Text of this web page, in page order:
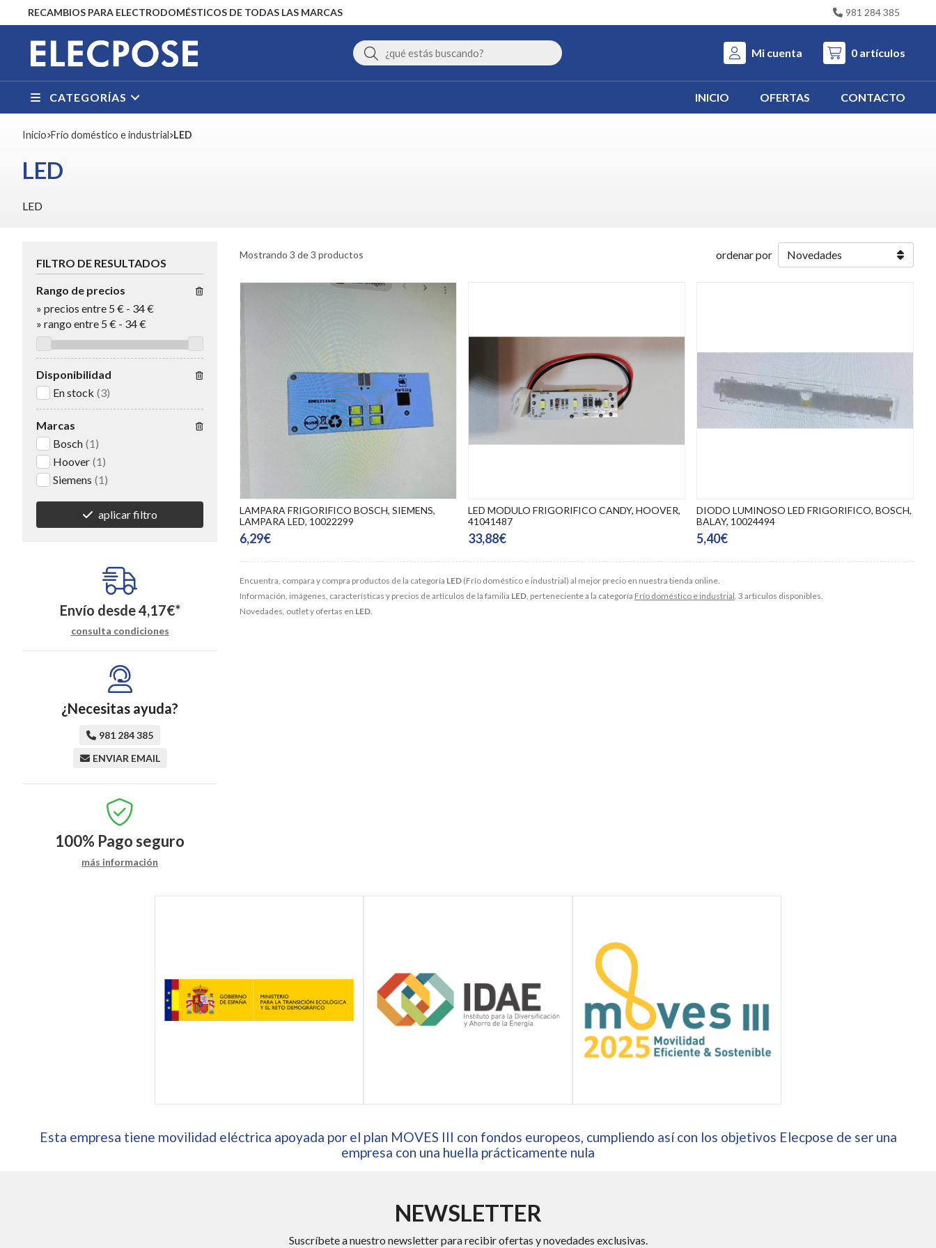
RECAMBIOS PARA ELECTRODOMÉSTICOS DE TODAS LAS MARCAS 981 284 385
Buscar Mi cuenta 0 artículos
CATEGORÍAS INICIO OFERTAS CONTACTO
Inicio frío doméstico e industrial LED
LED
LED
Encuentra, compara y compra productos de la categoría LED (Frío doméstico e industrial) al mejor precio en nuestra tienda online.
Información, imágenes, características y precios de artículos de la familia LED , perteneciente a la categoría Frío doméstico e industrial . 3 artículos disponibles.
Novedades, outlet y ofertas en LED
Mostrando 3 de 3 productos ordenar por
LAMPARA FRIGORIFICO BOSCH, SIEMENS,
LAMPARA LED, 10022299
6,29€
LED MODULO FRIGORIFICO CANDY, HOOVER,
41041487
33,88€
DIODO LUMINOSO LED FRIGORIFICO, BOSCH,
BALAY, 10024494
5,40€
FILTRO DE RESULTADOS
Rango de precios
» precios entre 5 € - 34 €
» rango entre 5 € - 34€
Disponibilidad
En stock (3)
Marcas
Bosch (1)
Hoover (1)
Siemens (1)
aplicar filtro
Envío desde4,17€*
consulta condiciones
¿Necesitas ayuda?
981 284 385
ENVIAR EMAIL
100% Pago seguro
más información
Esta empresa tiene movilidad eléctrica apoyada por el plan MOVES III con fondos europeos, cumpliendo así con los objetivos Elecpose de ser una
empresa con una huella prácticamente nula
NEWSLETTER
Suscríbete a nuestro newsletter para recibir ofertas y novedades exclusivas.